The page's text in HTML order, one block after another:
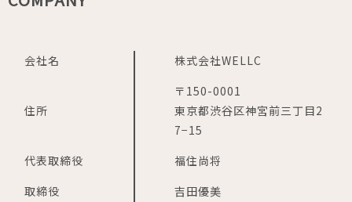
会社名 株式会社WELLC
住所
〒150-0001
東京都渋谷区神宮前三丁目2
7−15
代表取締役
福住尚将
取締役
吉田優美